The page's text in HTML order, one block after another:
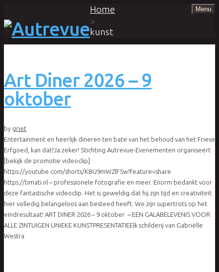
Menu
Home
>
kunst
Art Diner 2026 – 9
oktober
by griet
Entertainment en heerlijk dineren ten bate van het behoud van het Friese
Erfgoed, kan dat?Ja zeker! Stichting Autrevue-Evenementen organiseert
[bekijk de promotie videoclip]
https://youtube.com/shorts/KBU9mWZlFSw?feature=share
https://timati.nl – professionele fotografie en meer. Enorm bedankt voor
deze fantastische videoclip. Het is geweldig dat hij zijn tijd en creativiteit
hier volledig belangeloos aan besteed heeft. We zijn supertrots op het
eindresultaat! ART DINER 2026 – 9 oktober – EEN GALABELEVENIS VOOR
ALLE ZINTUIGEN UNIEKE KUNSTPRESENTATIEElk schilderij van Gabriëlle
Westra